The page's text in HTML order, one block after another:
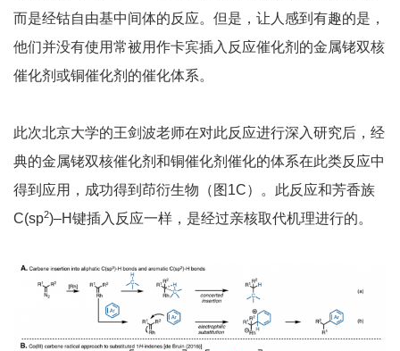
而是经钴自由基中间体的反应。但是，让人感到有趣的是，
他们并没有使用常被用作卡宾插入反应催化剂的金属铑双核
催化剂或铜催化剂的催化体系。
此次北京大学的王剑波老师在对此反应进行深入研究后，经
典的金属铑双核催化剂和铜催化剂催化的体系在此类反应中
得到应用，成功得到茚衍生物（图1C）。此反应和芳香族
C(sp2)–H键插入反应一样，是经过亲核取代机理进行的。